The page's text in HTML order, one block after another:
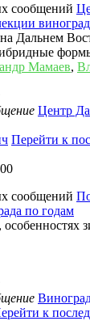
Дальнем
Мамаев,
Центр
Перейти к
по годам
к